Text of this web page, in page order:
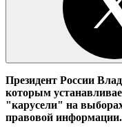
Президент России
которым
"карусели" на
правовой информации.